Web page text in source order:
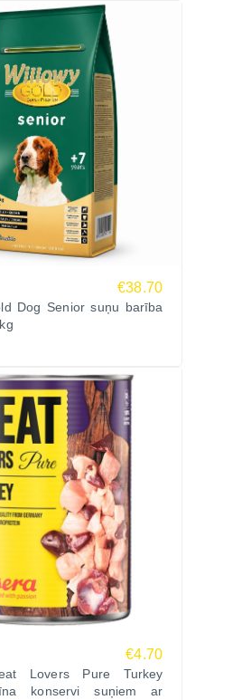
€38.70
Dog Senior suņu barība
€4.70
Lovers Pure Turkey
konservi suņiem ar